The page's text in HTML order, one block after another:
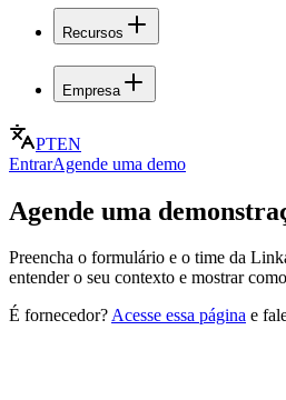
Recursos
Empresa
PTEN
EntrarAgende uma demo
Agende uma
Preencha o formulário e o time da
entender o seu contexto e mostrar
É fornecedor?Acesse essa página e